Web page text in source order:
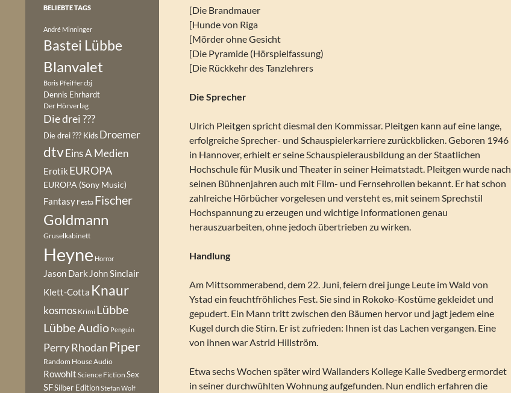
[Die Brandmauer
[Hunde von Riga
[Mörder ohne Gesicht
[Die Pyramide (Hörspielfassung)
[Die Rückkehr des Tanzlehrers
Die Sprecher
Ulrich Pleitgen spricht diesmal den Kommissar. Pleitgen kann auf eine lange,
erfolgreiche Sprecher- und Schauspielerkarriere zurückblicken. Geboren 1946
in Hannover, erhielt er seine Schauspielerausbildung an der Staatlichen
Hochschule für Musik und Theater in seiner Heimatstadt. Pleitgen wurde nach
seinen Bühnenjahren auch mit Film- und Fernsehrollen bekannt. Er hat schon
zahlreiche Hörbücher vorgelesen und versteht es, mit seinem Sprechstil
Hochspannung zu erzeugen und wichtige Informationen genau
herauszuarbeiten, ohne jedoch übertrieben zu wirken.
Handlung
Am Mittsommerabend, dem 22. Juni, feiern drei junge Leute im Wald von
Ystad ein feuchtfröhliches Fest. Sie sind in Rokoko-Kostüme gekleidet und
gepudert. Ein Mann tritt zwischen den Bäumen hervor und jagt jedem eine
Kugel durch die Stirn. Er ist zufrieden: Ihnen ist das Lachen vergangen. Eine
von ihnen war Astrid Hillström.
Etwa sechs Wochen später wird Wallanders Kollege Kalle Svedberg ermordet
in seiner durchwühlten Wohnung aufgefunden. Nun endlich erfahren die
BELIEBTE TAGS
André Minninger
Bastei Lübbe
Blanvalet
Boris Pfeiffercbj
Dennis Ehrhardt
Der Hörverlag
Die drei ???
Die drei ??? Kids Droemer
dtvEins A Medien
Erotik EUROPA
EUROPA (Sony Music)
Fantasy Festa Fischer
Goldmann
Gruselkabinett
Heyne Horror
Jason Dark John Sinclair
Klett-Cotta Knaur
kosmos Krimi Lübbe
Lübbe Audio Penguin
Perry Rhodan Piper
Random House Audio
Rowohlt Science Fiction Sex
SFSilber EditionStefan Wolf